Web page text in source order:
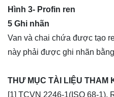
Hình 3- Profin ren
5 Ghi nhãn
Van và chai chứa được tạo
này phải được ghi nhãn bằng
THƯ MỤC TÀI LIỆU THAM
[1] TCVN 2246-1(ISO 68-1),